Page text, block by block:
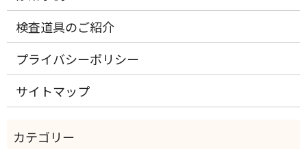
検査道具のご紹介
プライバシーポリシー
サイトマップ